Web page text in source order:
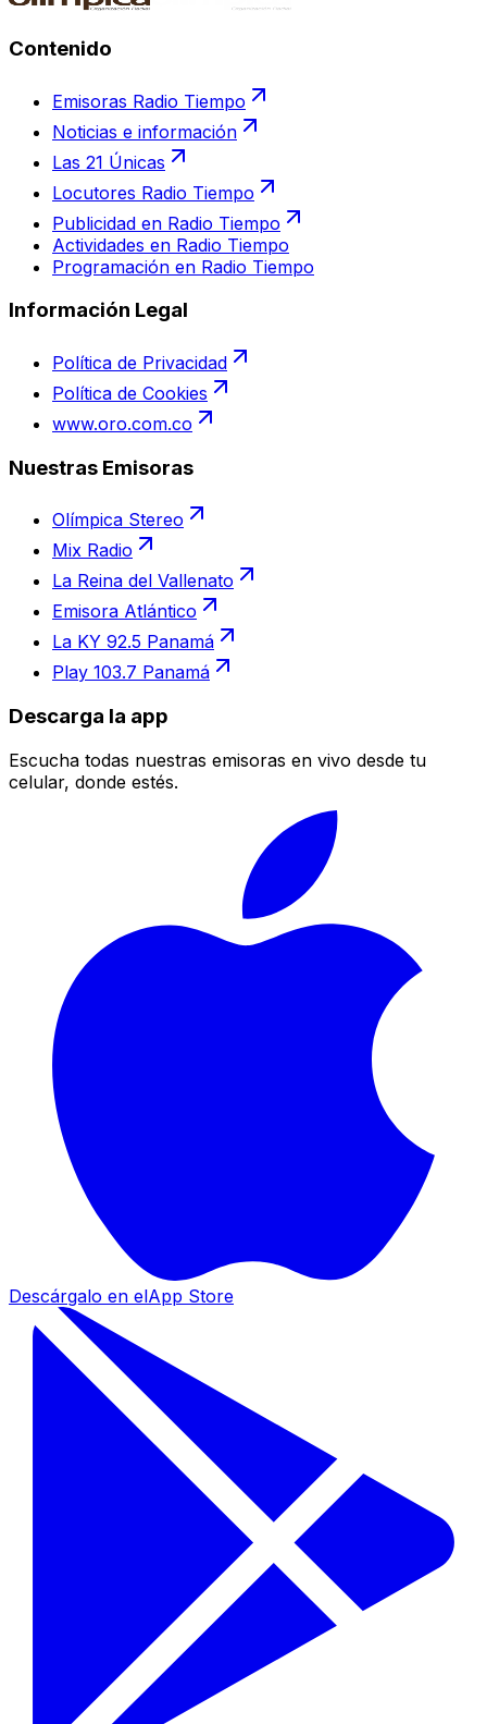
Contenido
Emisoras Radio Tiempo
Noticias e información
Las 21 Únicas
Locutores Radio Tiempo
Publicidad en Radio Tiempo
Actividades en Radio Tiempo
Programación en Radio Tiempo
Información Legal
Política de Privacidad
Política de Cookies
www.oro.com.co
Nuestras Emisoras
Olímpica Stereo
Mix Radio
La Reina del Vallenato
Emisora Atlántico
La KY 92.5 Panamá
Play 103.7 Panamá
Descarga la app
Escucha todas nuestras emisoras en vivo desde tu
celular, donde estés.
Descárgalo en elApp Store